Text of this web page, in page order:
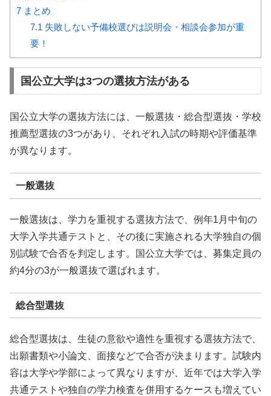
7 まとめ
7.1 失敗しない予備校選びは説明会・相談会参加が重
要！
国公立大学は3つの選抜方法がある
国公立大学の選抜方法には、一般選抜・総合型選抜・学校
推薦型選抜の3つがあり、それぞれ入試の時期や評価基準
が異なります。
一般選抜
一般選抜は、学力を重視する選抜方法で、例年1月中旬の
大学入学共通テストと、その後に実施される大学独自の個
別試験で合否を判定します。国公立大学では、募集定員の
約4分の3が一般選抜で選ばれます。
総合型選抜
総合型選抜は、生徒の意欲や適性を重視する選抜方法で、
出願書類や小論文、面接などで合否が決まります。試験内
容は大学や学部によって異なりますが、近年では大学入学
共通テストや独自の学力検査を併用するケースも増えてい